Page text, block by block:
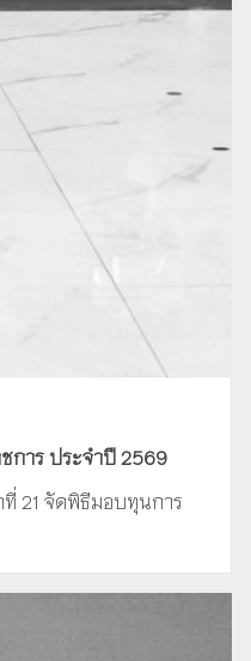
การ ประจำปี 2569
21 จัดพิธีมอบทุนการ